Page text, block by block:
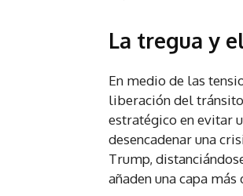
La tregua y
En medio de las
liberación del
estratégico en evitar
desencadenar una
Trump,
añaden una capa